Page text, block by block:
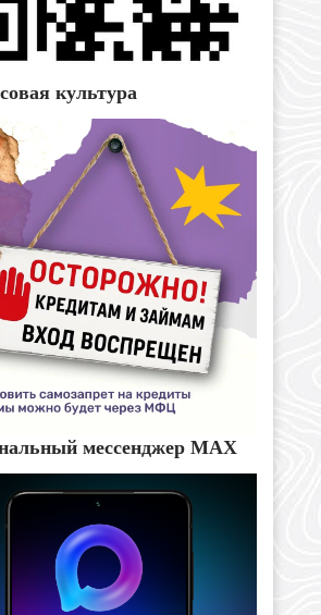
культура
мессенджер MAX